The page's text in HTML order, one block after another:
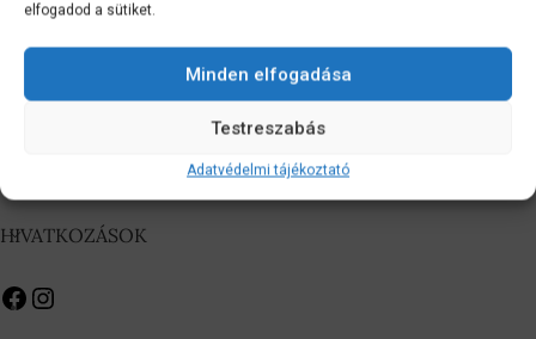
elfogadod a sütiket.
Minden elfogadása
Testreszabás
Adatvédelmi tájékoztató
HIVATKOZÁSOK